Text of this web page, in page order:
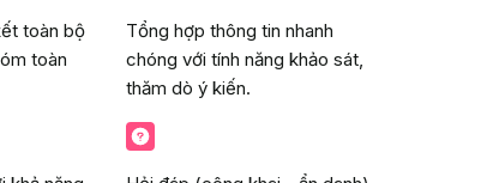
toàn bộ
toàn
Tổng hợp thông tin nhanh
chóng với tính năng khảo sát,
thăm dò ý kiến.